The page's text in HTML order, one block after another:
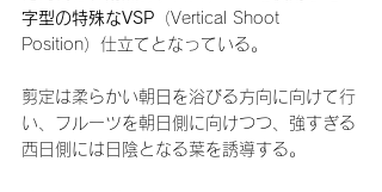
字型の特殊なVSP （Vertical Shoot
Position）仕立てとなっている。
剪定は柔らかい朝日を浴びる方向に向けて行
い、フルーツを朝日側に向けつつ、強すぎる
西日側には日陰となる葉を誘導する。